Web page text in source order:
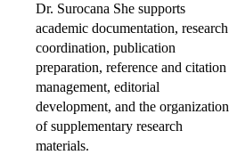
Dr. Surocana She supports
academic documentation, research
coordination, publication
preparation, reference and citation
management, editorial
development, and the organization
of supplementary research
materials.